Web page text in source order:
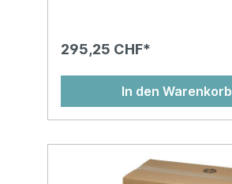
295,25 CHF*
In den Warenkorb